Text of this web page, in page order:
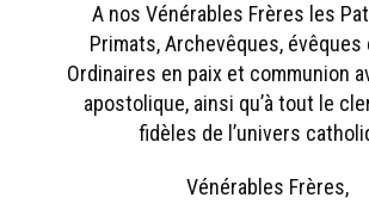
A nos Vénérables Frères les
Primats, Archevêques,
Ordinaires en paix et communion
apostolique, ainsi qu’à tout le
fidèles de l’univers
Vénérables Frères,